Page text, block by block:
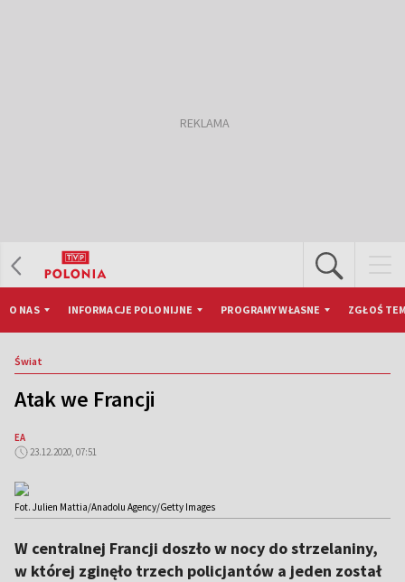
O NAS INFORMACJE POLONIJNE PROGRAMY WŁASNE ZGŁOŚ
Świat
Atak we Francji
EA
23.12.2020, 07:51
Fot. Julien Mattia/Anadolu Agency/Getty Images
W centralnej Francji doszło w nocy do strzelaniny,
w której zginęło trzech policjantów a jeden został